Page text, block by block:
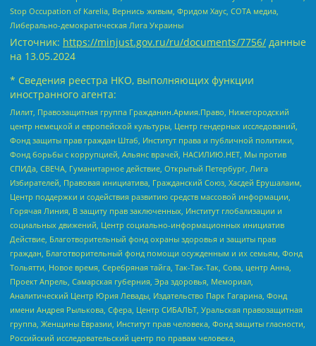
Stop Occupation of Karelia, Вернись живым, Фридом Хаус, СОТА медиа,
Либерально-демократическая Лига Украины
Источник: https://minjust.gov.ru/ru/documents/7756/ данные
на 13.05.2024
* Сведения реестра НКО, выполняющих функции
иностранного агента:
Лилит, Правозащитная группа Гражданин.Армия.Право, Нижегородский
центр немецкой и европейской культуры, Центр гендерных исследований,
Фонд защиты прав граждан Штаб, Институт права и публичной политики,
Фонд борьбы с коррупцией, Альянс врачей, НАСИЛИЮ.НЕТ, Мы против
СПИДа, СВЕЧА, Гуманитарное действие, Открытый Петербург, Лига
Избирателей, Правовая инициатива, Гражданский Союз, Хасдей Ерушалаим,
Центр поддержки и содействия развитию средств массовой информации,
Горячая Линия, В защиту прав заключенных, Институт глобализации и
социальных движений, Центр социально-информационных инициатив
Действие, Благотворительный фонд охраны здоровья и защиты прав
граждан, Благотворительный фонд помощи осужденным и их семьям, Фонд
Тольятти, Новое время, Серебряная тайга, Так-Так-Так, Сова, центр Анна,
Проект Апрель, Самарская губерния, Эра здоровья, Мемориал,
Аналитический Центр Юрия Левады, Издательство Парк Гагарина, Фонд
имени Андрея Рылькова, Сфера, Центр СИБАЛЬТ, Уральская правозащитная
группа, Женщины Евразии, Институт прав человека, Фонд защиты гласности,
Российский исследовательский центр по правам человека,